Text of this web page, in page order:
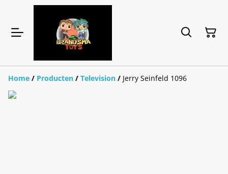
Home / Producten / Television / Jerry Seinfeld 1096